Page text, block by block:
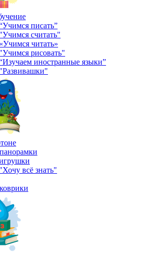
писать”
считать"
читать»
рисовать"
иностранные языки”
всё знать"